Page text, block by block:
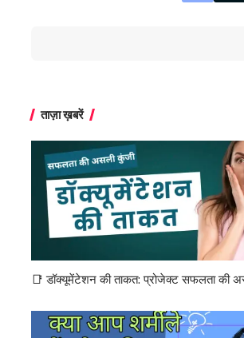
ताज़ा ख़बरें
📑 डॉक्यूमेंटेशन की ताकत: प्रोजेक्ट सफलता की